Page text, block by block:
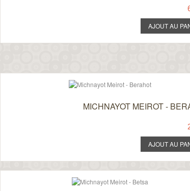
MICHNAYOT MEIROT -